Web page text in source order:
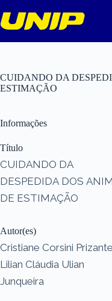
para
o
CUIDANDO DA
ESTIMAÇÃO
Informações
Título
CUIDANDO DA
DESPEDIDA DOS
DE ESTIMAÇÃO
Autor(es)
Cristiane Corsini
Lilian Cláudia Ulian
Junqueira